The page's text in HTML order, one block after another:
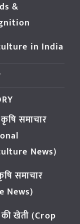
&
in India
कृषि समाचार
News)
समाचार
News)
खेती (Crop